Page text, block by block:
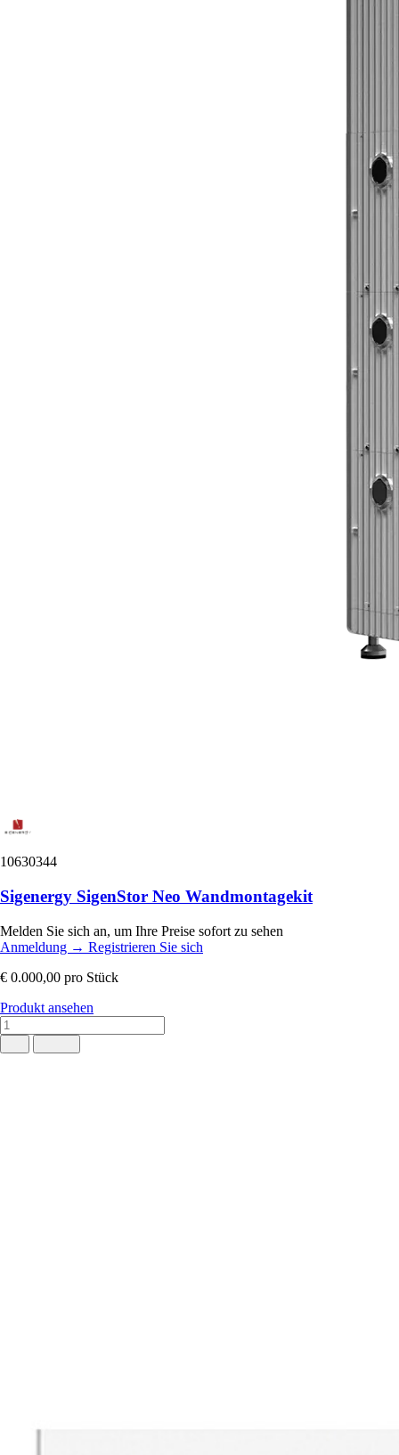
10630344
Sigenergy SigenStor Neo Wandmontagekit
Melden Sie sich an, um Ihre Preise sofort zu sehen
Anmeldung → Registrieren Sie sich
€ 0.000,00 pro Stück
Produkt ansehen